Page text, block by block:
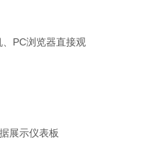
PC浏览器直接观
展示仪表板